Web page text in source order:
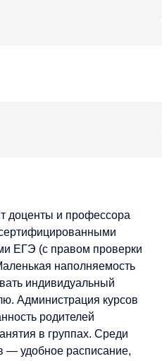
доценты и профессора
ЕГЭ (с правом проверки
наполняемость
индивидуальный
Администрация курсов
родителей
в группах. Среди
— удобное расписание,